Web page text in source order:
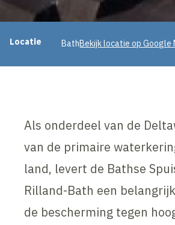
Projectinformatie
Locatie BathBekijk locatie op Google
Als onderdeel van de
van de primaire
land, levert de Bathse
Rilland-Bath een
de bescherming tegen